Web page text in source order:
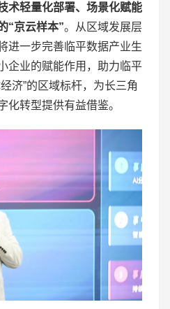
术轻量化部署、场景化赋能
“京云样本”。从区域发展层
进一步完善临平数据产业生
企业的赋能作用，助力临平
济”的区域标杆，为长三角
化转型提供有益借鉴。